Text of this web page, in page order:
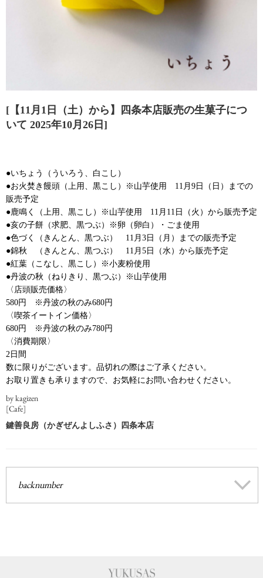
[【11月1日（土）から】四条本店販売の生菓子につ
いて 2025年10月26日]
●いちょう（ういろう、白こし）
●お火焚き饅頭（上用、黒こし）※山芋使用 11月9日（日）までの
販売予定
●鹿鳴く（上用、黒こし）※山芋使用 11月11日（火）から販売予定
●亥の子餅（求肥、黒つぶ）※卵（卵白）・ごま使用
●色づく（きんとん、黒つぶ） 11月3日（月）までの販売予定
●錦秋 （きんとん、黒つぶ） 11月5日（水）から販売予定
●紅葉（こなし、黒こし）※小麦粉使用
●丹波の秋（ねりきり、黒つぶ）※山芋使用
〈店頭販売価格〉
580円 ※丹波の秋のみ680円
〈喫茶イートイン価格〉
680円 ※丹波の秋のみ780円
〈消費期限〉
2日間
数に限りがございます。品切れの際はご了承ください。
お取り置きも承りますので、お気軽にお問い合わせください。
by kagizen
[Cafe]
鍵善良房（かぎぜんよしふさ）四条本店
backnumber